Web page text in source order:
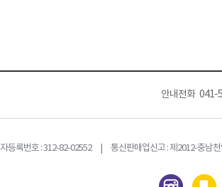
안내전화 041-
록번호 : 312-82-02552 | 통신판매업신고 : 제2012-충남천